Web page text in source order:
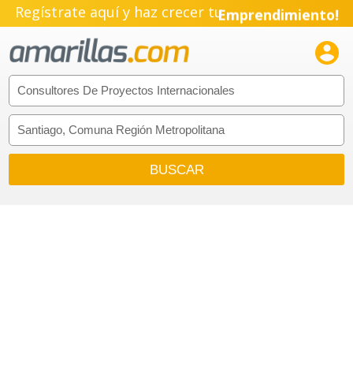
Regístrate aquí y haz crecer tuEmprendimiento!
